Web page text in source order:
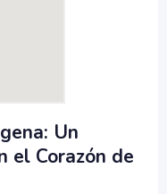
Un
el Corazón de